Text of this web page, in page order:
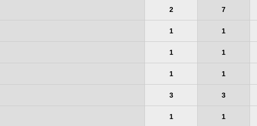
2 7
1 1
1 1
1 1
3 3
1 1